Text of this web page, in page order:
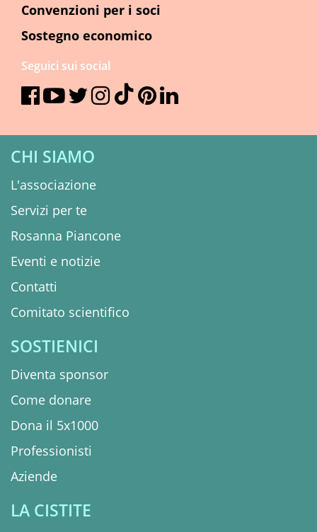
CHI SIAMO
L'associazione
Servizi per te
Rosanna Piancone
Eventi e notizie
Contatti
Comitato scientifico
SOSTIENICI
Diventa sponsor
Come donare
Dona il 5x1000
Professionisti
Aziende
LA CISTITE
Convenzioni per i soci
Sostegno economico
Seguici sui social